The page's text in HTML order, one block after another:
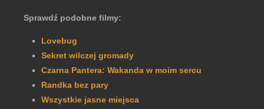
Sprawdź podobne filmy:
Lovebug
Sekret wilczej gromady
Czarna Pantera: Wakanda w moim sercu
Randka bez pary
Wszystkie jasne miejsca